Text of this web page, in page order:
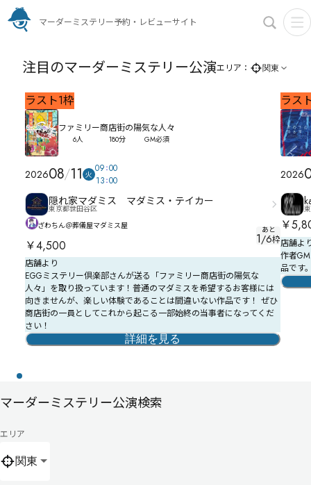
マーダーミステリー予約・レビューサイト
注目のマーダーミステリー公演エリア： 関東
ラスト1枠
ファミリー商店街の陽気な人々
6人 180分 GM必須
202608 11 火 09 00
13 00
隠れ家マダミス マダミス・テイカー
東京都世田谷区
ざわちん＠葬儀屋マダミス屋
￥4,500
あと
1/6枠
店舗より
EGGミステリー倶楽部さんが送る「ファミリー商店街の陽気な
人々」を取り扱っています！普通のマダミスを希望するお客様には
向きませんが、楽しい体験であることは間違いない作品です！ ぜひ
商店街の一員としてこれから起こる一部始終の当事者になってくだ
さい！
詳細を見る
ラス
2026
￥
店舗よ
作者
品です
マーダーミステリー公演検索
エリア
関東